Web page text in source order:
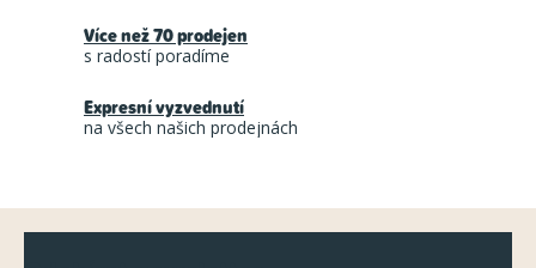
r
v
y
v
Více než 70 prodejen
s radostí poradíme
Expresní vyzvednutí
na všech našich prodejnách